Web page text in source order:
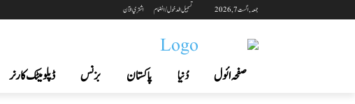
جمعہ, اگست 7, 2026 تسجيل الدخول / انضمام اشتري الآن
صفحہ ائول دُنیا پاکستان بزنس ڈپلومیٹک کارنر